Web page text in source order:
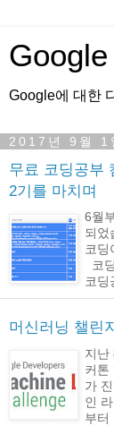
Google에 대한
2017년 9월 1
무료 코딩공부
2기를 마치며
6월
되었
코딩
코
코딩
머신러닝 챌린
지난
커톤
가
인
부터